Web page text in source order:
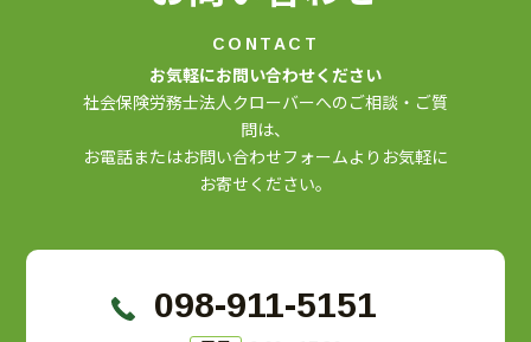
CONTACT
お気軽にお問い合わせください
社会保険労務士法人クローバーへのご相談・ご質
問は、
お電話またはお問い合わせフォームよりお気軽に
お寄せください。
098-911-5151